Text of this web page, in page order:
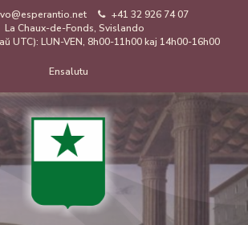
+41 32 926 74 07
La Chaux-de-Fonds, Svislando
UTC): LUN-VEN, 8h00-11h00 kaj 14h00-16h00
Ensalutu